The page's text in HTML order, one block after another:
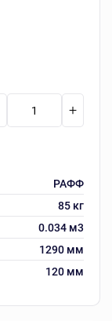
РАФФ
85 кг
0.034 м3
1290 мм
120 мм
+